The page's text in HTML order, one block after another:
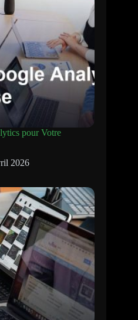
pour Votre
2026